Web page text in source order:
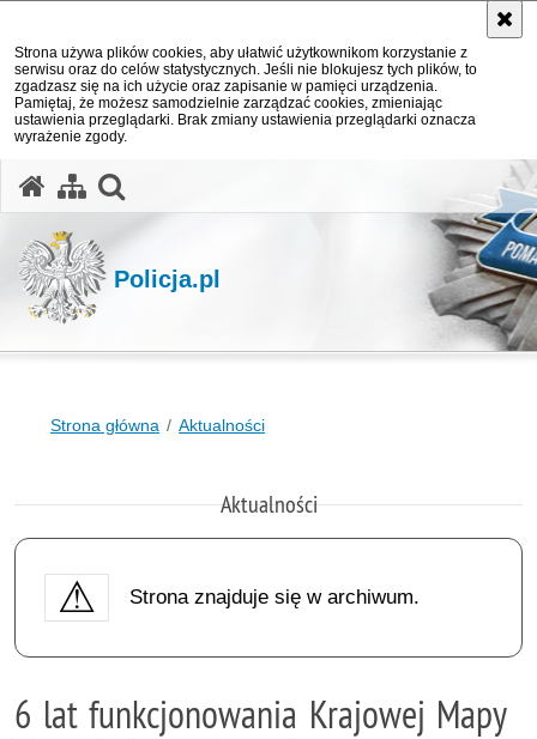
Strona używa plików cookies, aby ułatwić użytkownikom korzystanie z
serwisu oraz do celów statystycznych. Jeśli nie blokujesz tych plików, to
zgadzasz się na ich użycie oraz zapisanie w pamięci urządzenia.
Pamiętaj, że możesz samodzielnie zarządzać cookies, zmieniając
ustawienia przeglądarki. Brak zmiany ustawienia przeglądarki oznacza
wyrażenie zgody.
Policja.pl
Strona główna Aktualności
Aktualności
Strona znajduje się w archiwum.
6 lat funkcjonowania Krajowej Mapy